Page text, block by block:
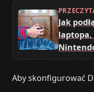
Jak
laptopa,
Aby skonfigurować